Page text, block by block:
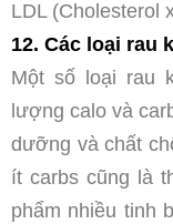
LDL (Cholesterol
12. Các loại rau
Một số loại rau
lượng calo và
dưỡng và chất
ít carbs cũng là
phẩm nhiều tinh